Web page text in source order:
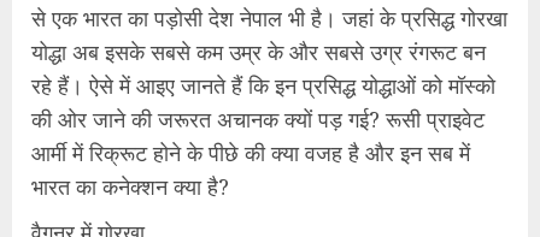
से एक भारत का पड़ोसी देश नेपाल भी है। जहां के प्रसिद्ध गोरखा
योद्धा अब इसके सबसे कम उम्र के और सबसे उग्र रंगरूट बन
रहे हैं। ऐसे में आइए जानते हैं कि इन प्रसिद्ध योद्धाओं को मॉस्को
की ओर जाने की जरूरत अचानक क्यों पड़ गई? रूसी प्राइवेट
आर्मी में रिक्रूट होने के पीछे की क्या वजह है और इन सब में
भारत का कनेक्शन क्या है?